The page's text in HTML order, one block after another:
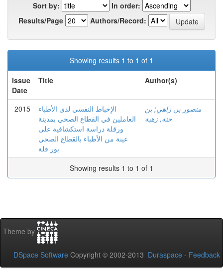
Sort by:
In order:
Results/Page
Authors/Record:
Showing results 1 to 1 of 1
Issue
Date
Title Author(s)
2015
الإحباط النفسي لدى الأطباء
العاملين في القطاع الصحي بمدينة
ورقلة دراسة استكشافية على
عينة من الأطباء بالقطاع الصحي
بور قلة
منصور بن زاهي; بن
حنة, زهية
Showing results 1 to 1 of 1
Theme by
DSpace Software Copyright © 2002-2013 Duraspace - Feedback